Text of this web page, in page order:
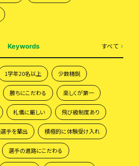
Keywords すべて
1学年20名以上 少数精鋭
勝ちにこだわる 楽しくが第一
礼儀に厳しい 飛び級制度あり
手を輩出 積極的に体験受け入れ
選手の進路にこだわる